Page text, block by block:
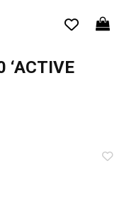
‘ACTIVE